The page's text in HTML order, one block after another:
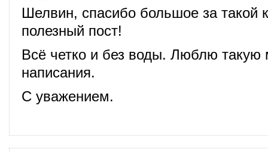
Шелвин, спасибо большое за такой
полезный пост!
Всё четко и без воды. Люблю такую
написания.
С уважением.